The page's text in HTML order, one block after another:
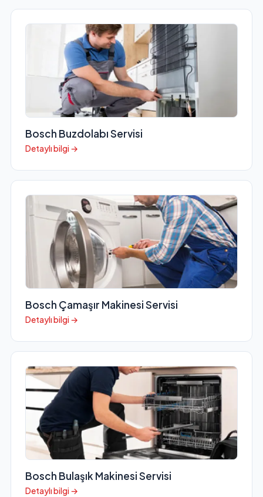
Bosch Buzdolabı Servisi
Detaylı bilgi →
Bosch Çamaşır Makinesi Servisi
Detaylı bilgi →
Bosch Bulaşık Makinesi Servisi
Detaylı bilgi →